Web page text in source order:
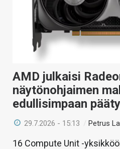
AMD julkaisi
näytönohjaimen
edullisimpaan
29.7.2026 - 15:13 /Petrus
16 Compute Unit -